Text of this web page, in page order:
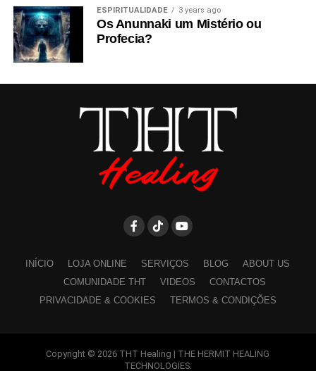
ESPIRITUALIDADE 3 years ago
Os Anunnaki um Mistério ou
Profecia?
INÍCIO LOJA ONLINE SERVIÇOS BLOG
ABOUT US
COMUNIDADE THT
VIDEOS
CONTACTOS
PRIVACIDADE & COOKIES
TERMOS & CONDIÇÕES
Copyright © 2026 THT Healing | THE HERMIT HEALING
TECHNOLOGIES.